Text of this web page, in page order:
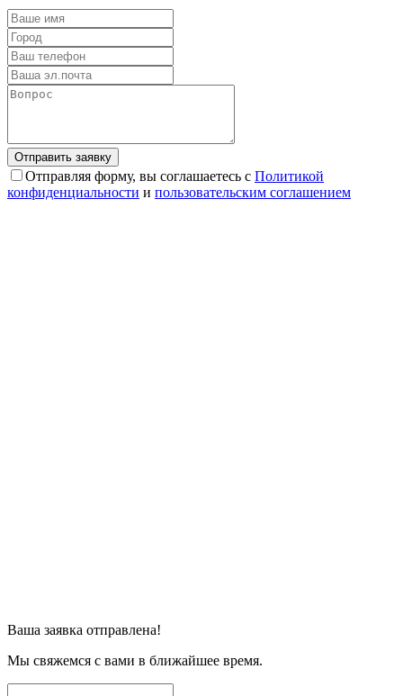
Отправляя форму, вы соглашаетесь с Политикой
конфиденциальности и пользовательским соглашением
Ваша заявка отправлена!
Мы свяжемся с вами в ближайшее время.